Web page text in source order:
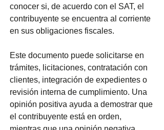
conocer si, de acuerdo con el SAT, el
contribuyente se encuentra al corriente
en sus obligaciones fiscales.
Este documento puede solicitarse en
trámites, licitaciones, contratación con
clientes, integración de expedientes o
revisión interna de cumplimiento. Una
opinión positiva ayuda a demostrar que
el contribuyente está en orden,